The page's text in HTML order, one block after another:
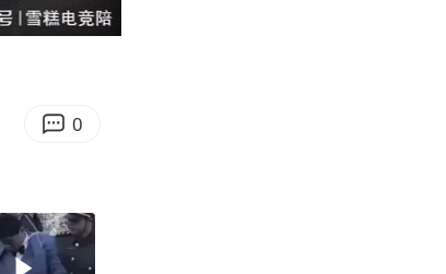
04:58
Enter
0